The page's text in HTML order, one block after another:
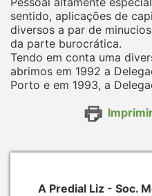
sentido, aplicações de
diversos a par de
da parte burocrática.
Tendo em conta uma
abrimos em 1992 a
Porto e em 1993, a
A Predial Liz - Soc.